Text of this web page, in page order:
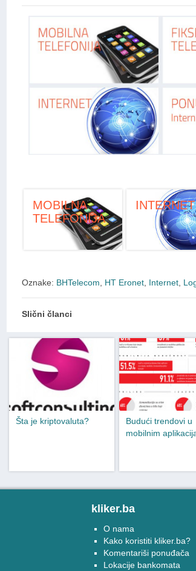
MOBILNA
TELEFONIJA
INTERNET
Oznake: BHTelecom HT Eronet Internet
Slični članci
Šta je kriptovaluta?
Budući trendovi u
mobilnim
kliker.ba
O nama
Kako koristiti kliker.ba?
Komentariši ponuđača
Lokacije bankomata